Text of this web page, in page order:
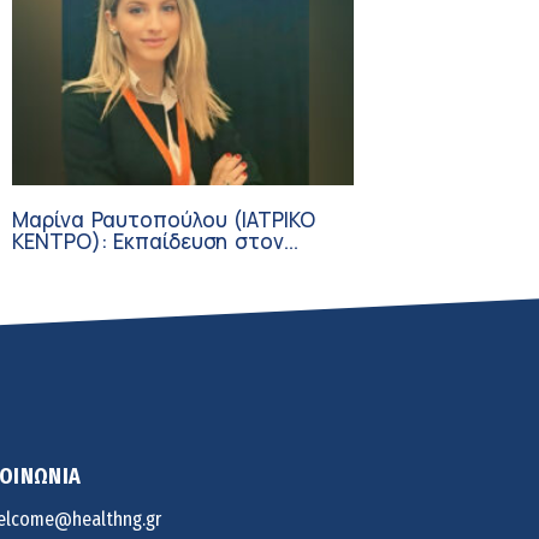
Μαρίνα Ραυτοπούλου (ΙΑΤΡΙΚΟ
ΚΕΝΤΡΟ): Εκπαίδευση στον